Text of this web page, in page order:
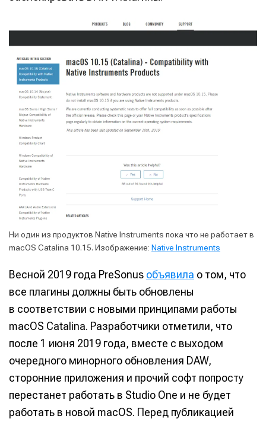
Ни один из продуктов Native Instruments пока что не работает в
macOS Catalina 10.15. Изображение: Native Instruments
Весной 2019 года PreSonus объявила о том, что
все плагины должны быть обновлены
в соответствии с новыми принципами работы
macOS Catalina. Разработчики отметили, что
после 1 июня 2019 года, вместе с выходом
очередного минорного обновления DAW,
сторонние приложения и прочий софт попросту
перестанет работать в Studio One и не будет
работать в новой macOS. Перед публикацией